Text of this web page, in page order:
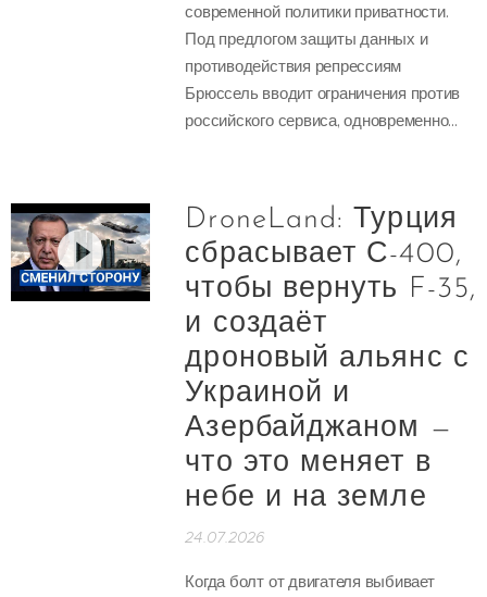
современной политики приватности.
Под предлогом защиты данных и
противодействия репрессиям
Брюссель вводит ограничения против
российского сервиса, одновременно...
DroneLand: Турция
сбрасывает С-400,
чтобы вернуть F-35,
и создаёт
дроновый альянс с
Украиной и
Азербайджаном —
что это меняет в
небе и на земле
24.07.2026
Когда болт от двигателя выбивает